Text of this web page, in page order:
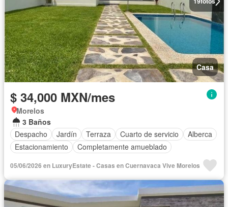
Casa
$ 34,000 MXN/mes
Morelos
3 Baños
Despacho
Jardín Terraza Cuarto de servicio
Alberca
Estacionamiento
Completamente amueblado
05/06/2026 en LuxuryEstate - Casas en Cuernavaca Vive Morelos